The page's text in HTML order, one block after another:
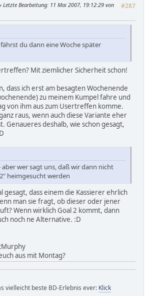
#287
Letzte Bearbeitung: 11 Mai 2007, 19:12:29 von
du dann eine Woche später
Mit ziemlicher Sicherheit schon!
dass ich erst am besagten Wochenende
zu meinem Kumpel fahre und
von ihm aus zum Usertreffen komme.
raus, wenn auch diese Variante eher
Genaueres deshalb, wie schon gesagt,
aber wer sagt uns, daß wir dann nicht
heimgesucht werden
gesagt, dass einem die Kassierer ehrlich
man sie fragt, ob dieser oder jener
Wenn wirklich Goal 2 kommt, dann
noch ne Alternative. :D
aus mit Montag?
vielleicht beste BD-Erlebnis ever: Klick